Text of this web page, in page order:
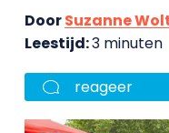
DoorSuzanne
Leestijd:3 minuten
reageer